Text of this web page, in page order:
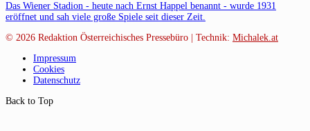
Das Wiener Stadion - heute nach Ernst Happel benannt - wurde 1931
eröffnet und sah viele große Spiele seit dieser Zeit.
© 2026 Redaktion Österreichisches Pressebüro | Technik: Michalek.at
Impressum
Cookies
Datenschutz
Back to Top